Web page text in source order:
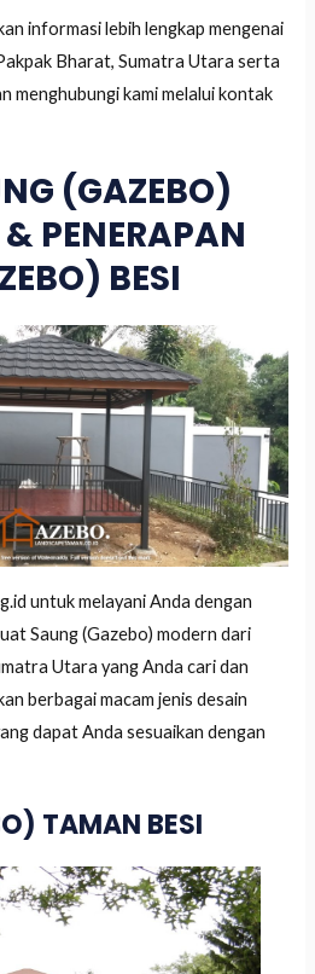
informasi lebih lengkap mengenai
Bharat, Sumatra Utara serta
menghubungi kami melalui kontak
(GAZEBO)
PENERAPAN
BESI
untuk melayani Anda dengan
Saung (Gazebo) modern dari
Utara yang Anda cari dan
berbagai macam jenis desain
dapat Anda sesuaikan dengan
TAMAN BESI